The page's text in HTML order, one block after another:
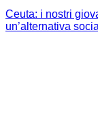
Ceuta: i nostri
un’alternativa